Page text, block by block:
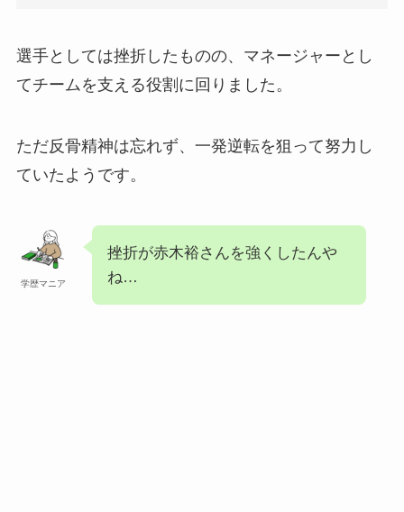
選手としては挫折したものの、マネージャーとし
てチームを支える役割に回りました。
ただ反骨精神は忘れず、一発逆転を狙って努力し
ていたようです。
学歴マニア
挫折が赤木裕さんを強くしたんや
ね…